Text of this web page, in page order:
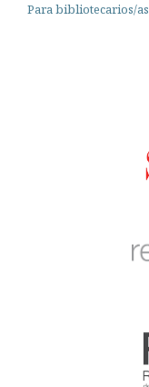
Para bibliotecarios/as